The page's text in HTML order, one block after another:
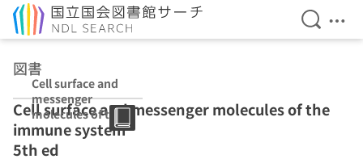
検索を
メ
図書
Cell surface and
messenger
molecules of the
immune system
5th ed
Cell surface and messenger molecules of the
immune system
5th ed